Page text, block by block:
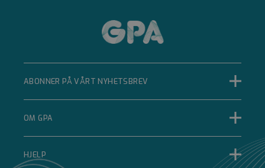
ABONNER PÅ VÅRT NYHETSBREV
OM GPA
HJELP
29 minutter 34
informasjonskapselen
mellom mennesker